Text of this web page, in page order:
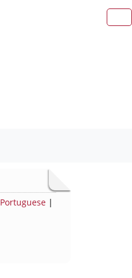
Portuguese |